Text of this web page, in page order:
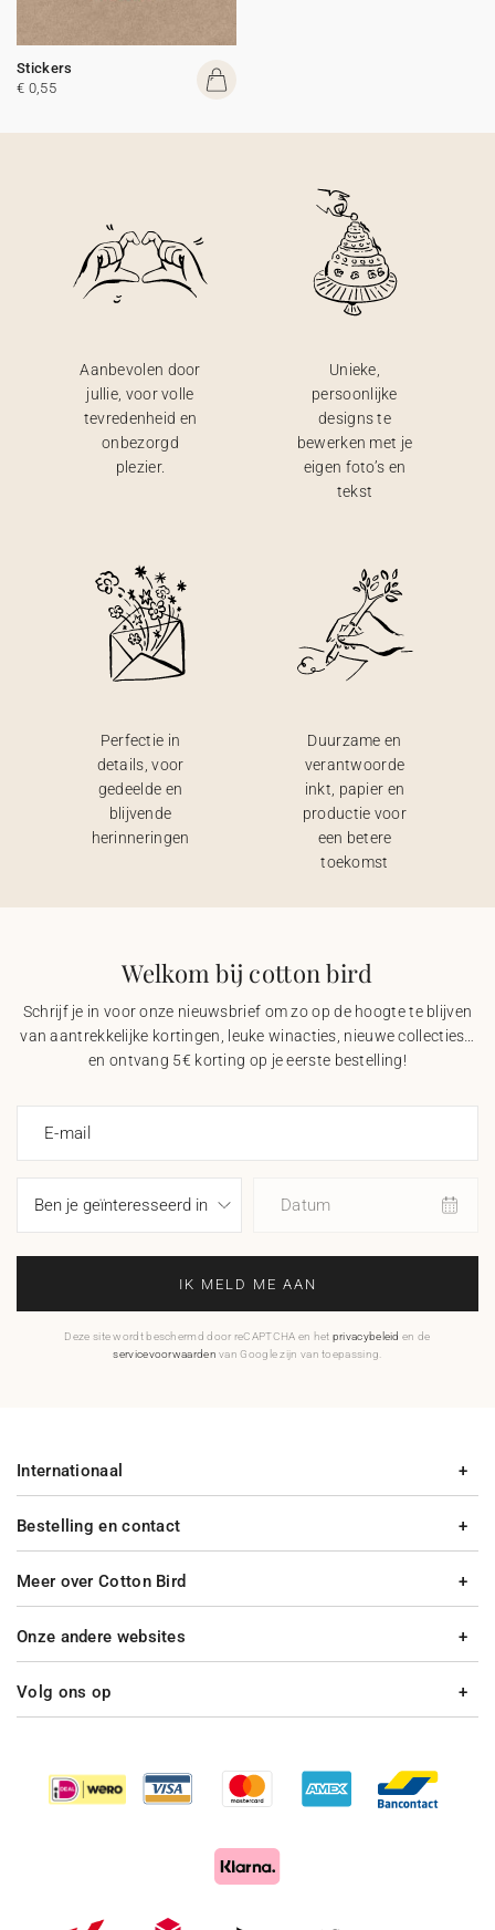
Stickers
€ 0,55
Aanbevolen door
jullie, voor volle
tevredenheid en
onbezorgd
plezier.
Unieke,
persoonlijke
designs te
bewerken met je
eigen foto’s en
tekst
Perfectie in
details, voor
gedeelde en
blijvende
herinneringen
Duurzame en
verantwoorde
inkt, papier en
productie voor
een betere
toekomst
Welkom bij cotton bird
Schrijf je in voor onze nieuwsbrief om zo op de hoogte te blijven
van aantrekkelijke kortingen, leuke winacties, nieuwe collecties…
en ontvang 5€ korting op je eerste bestelling!
E-mail
Datum
IK MELD ME AAN
Deze site wordt beschermd door reCAPTCHA en het privacybeleid en de
servicevoorwaarden van Google zijn van toepassing.
Bestelling en contact
Meer over Cotton Bird
Internationaal
Onze andere websites
Volg ons op